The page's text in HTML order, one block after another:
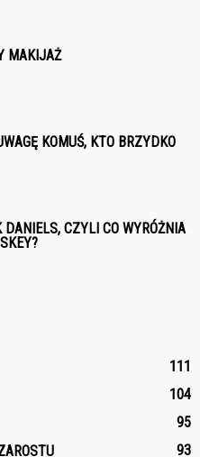
MAKIJAŻ
KOMUŚ, KTO BRZYDKO
DANIELS, CZYLI CO WYRÓŻNIA
111
104
95
93